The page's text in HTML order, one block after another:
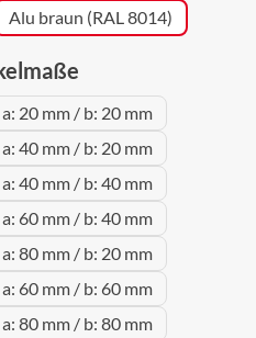
Alu braun (RAL 8014)
a: 20 mm / b: 20 mm
a: 40 mm / b: 20 mm
a: 40 mm / b: 40 mm
a: 60 mm / b: 40 mm
a: 80 mm / b: 20 mm
a: 60 mm / b: 60 mm
a: 80 mm / b: 80 mm